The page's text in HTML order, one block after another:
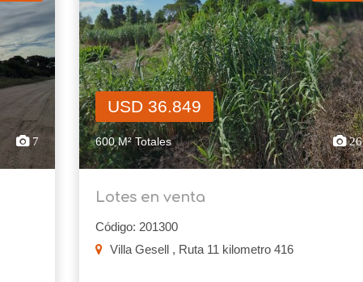
7
USD 36.849
600 M² Totales 26
Lotes en venta
Código: 201300
Villa Gesell , Ruta 11 kilometro 416